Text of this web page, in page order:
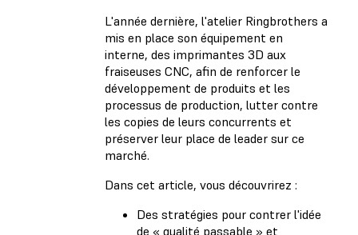
L'année dernière, l'atelier Ringbrothers a
mis en place son équipement en
interne, des imprimantes 3D aux
fraiseuses CNC, afin de renforcer le
développement de produits et les
processus de production, lutter contre
les copies de leurs concurrents et
préserver leur place de leader sur ce
marché.
Dans cet article, vous découvrirez :
Des stratégies pour contrer l'idée
de « qualité passable » et